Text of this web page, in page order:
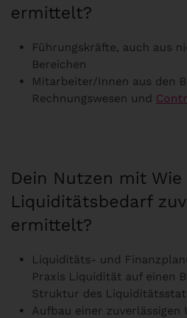
ermittelt?
Führungskräfte, auch aus
Bereichen
Mitarbeiter/Innen aus den
Rechnungswesen und
Dein Nutzen mit
Liquiditätsbedarf
ermittelt?
Liquiditäts- und
Praxis Liquidität auf einen
Struktur des
Aufbau einer zuverlässigen